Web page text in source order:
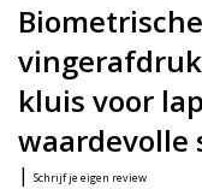
kluis voor
waardevolle
| Schrijf je eigen review